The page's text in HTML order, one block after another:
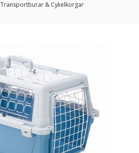
Transportburar & Cykelkorgar